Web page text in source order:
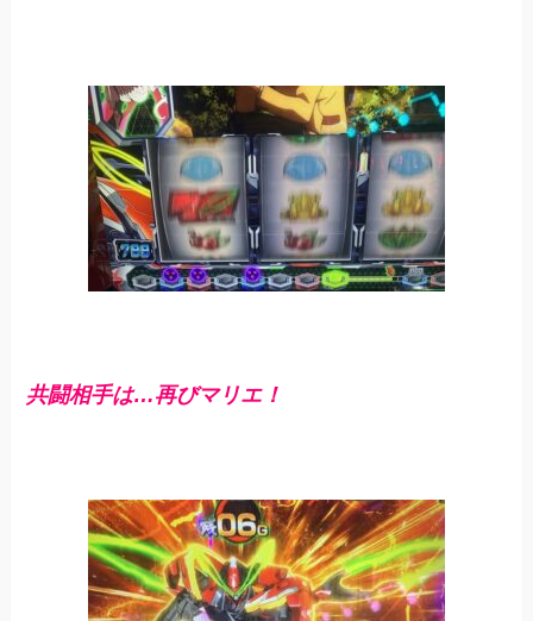
共闘相手は…再びマリエ！